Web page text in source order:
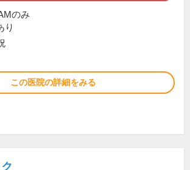
のみ
り
この医院の詳細をみる